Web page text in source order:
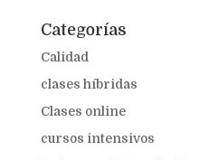
Categorías
Calidad
clases híbridas
Clases online
cursos intensivos